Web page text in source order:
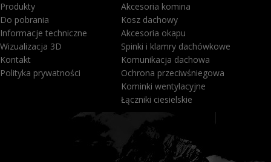
Produkty
Do pobrania
Informacje techniczne
Wizualizacja 3D
Kontakt
Polityka prywatności
Akcesoria komina
Kosz dachowy
Akcesoria okapu
Spinki i klamry dachówkowe
Komunikacja dachowa
Ochrona przeciwśniegowa
Kominki wentylacyjne
Łączniki ciesielskie